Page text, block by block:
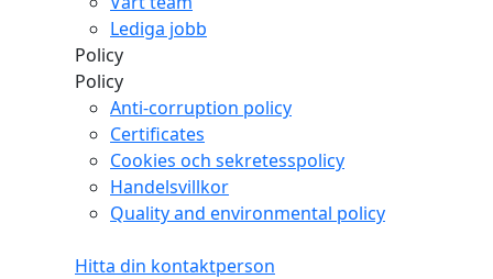
Lediga jobb
Policy
Policy
Anti-corruption policy
Certificates
Cookies och sekretesspolicy
Handelsvillkor
Quality and environmental policy
Hitta din kontaktperson